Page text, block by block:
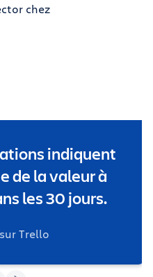
chez
indiquent
de la valeur à
les 30 jours.
Trello